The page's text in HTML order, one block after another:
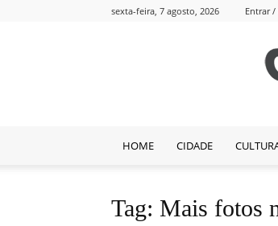
sexta-feira, 7 agosto, 2026 Entrar /
HOME CIDADE
Tag: Mais fotos